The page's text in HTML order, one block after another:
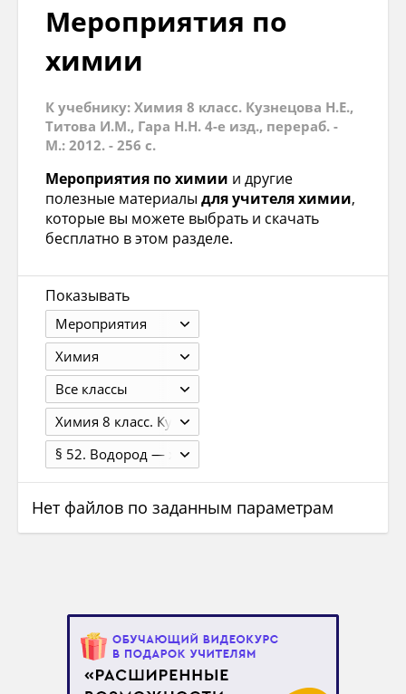
Мероприятия по
химии
К учебнику: Химия 8 класс. Кузнецова Н.Е.,
Титова И.М., Гара Н.Н. 4-е изд., перераб. -
М.: 2012. - 256 с.
Мероприятия по химии и другие
полезные материалы для учителя химии,
которые вы можете выбрать и скачать
бесплатно в этом разделе.
Показывать
Мероприятия
Химия
Все классы
Химия 8 класс. Кузнецова Н.Е., Титова И.М., Гара Н.Н. 4-е изд., перераб. - М.: 2012. - 256 с.
§ 52. Водород — химический элемент и простое вещество
Нет файлов по заданным параметрам